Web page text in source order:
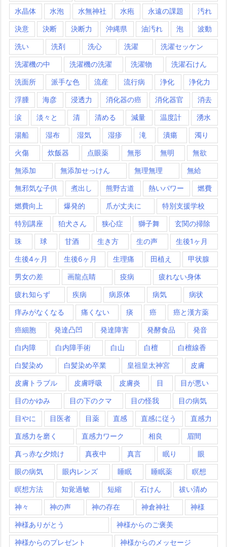
水晶体 水泡 水無神社 水疱 永遠の課題 汚れ
決意 決断 決断力 沖縄県 油汚れ 泡 波動
洗い 洗剤 洗心 洗濯 洗濯セッケン
洗濯機の中 洗濯機の洗濯 洗濯物 洗濯石けん
洗面所 派手な色 流産 流行病 浄化 浄化力
浮腫 海彦 浸透力 消化器の癌 消化器官 消去
涙 淡々と 清 清める 減量 温度計 湧水
湯船 湿布 湿気 湿疹 滝 潰瘍 濁り
火傷 炊飯器 点眼薬 無形 無明 無欲
無添加 無添加せっけん 無理無理 無給
無邪気な子供 煮出し 熊野古道 熱いパワー 燃費
燃費向上 爆発的 爪が丈夫に 特別支援学校
特別講座 狛犬さん 狭心症 獅子舞 玄関の掃除
珠 球 甘酒 生き方 生の声 生後1ヶ月
生後4ヶ月 生後6ヶ月 生理痛 田植え 甲状腺
男女の差 画龍点睛 疫病 疲れない身体
疲れ知らず 疾病 病原体 病気 病状
痒みがなくなる 痛くない 痰 癌 癌と漢方薬
癌細胞 発達凸凹 発達障害 発酵食品 発音
白内障 白内障手術 白山 白檀 白檀線香
白髪染め 白髪染め卒業 皇祖皇太神宮 皮膚
皮膚トラブル 皮膚呼吸 皮膚炎 目 目が悪い
目のかゆみ 目の下のクマ 目の怪我 目の病気
目やに 目医者 目薬 直感 直感に従う 直感力
直感力を磨く 直感力ワーク 相良 眉間
真っ赤な夕焼け 真夜中 真言 眠り 眼
眼の病気 眼内レンズ 睡眠 睡眠薬 瞑想
瞑想方法 知覚過敏 短縮 石けん 祓い清め
神々 神の声 神の存在 神倉神社 神様
神様ありがとう 神様からのご褒美
神様からのプレゼント 神様からのメッセージ